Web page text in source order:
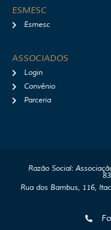
ESMESC
Esmesc
ASSOCIADOS
Login
Convênio
Parceria
Razão Social:
Rua dos Bambus, 116,